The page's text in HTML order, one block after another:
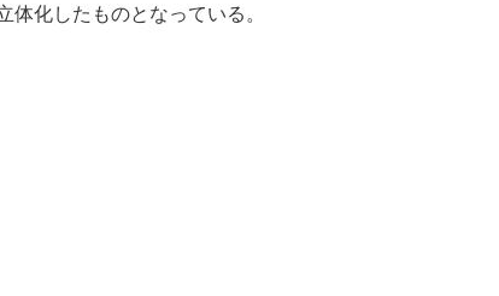
体化したものとなっている。